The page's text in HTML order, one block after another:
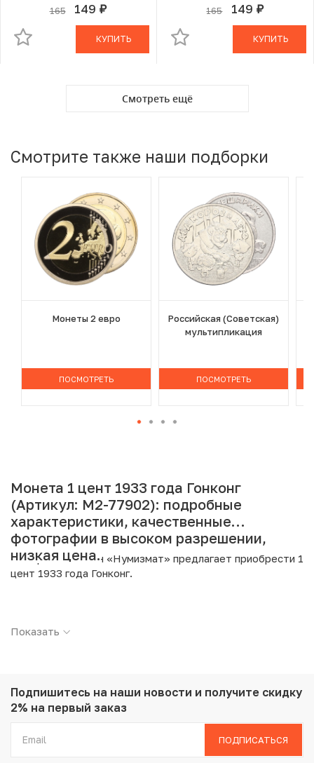
165 149 руб.
В КОРЗИНЕ
КУПИТЬ
165 149 руб.
В КОРЗИНЕ
КУПИТЬ
Смотреть ещё
Смотрите также наши подборки
Монеты 2 евро
ПОСМОТРЕТЬ
Российская (Советская)
мультипликация
ПОСМОТРЕТЬ
Монета 1 цент 1933 года Гонконг
(Артикул: M2-77902): подробные
характеристики, качественные
фотографии в высоком разрешении,
низкая цена.
Интернет магазин «Нумизмат» предлагает приобрести 1
цент 1933 года Гонконг.
Страна: Гонконг
Вес: 3.95 г
Диаметр: 22 мм
Состояние: F
Показать
Подпишитесь на наши новости и получите скидку
2% на первый заказ
ПОДПИСАТЬСЯ